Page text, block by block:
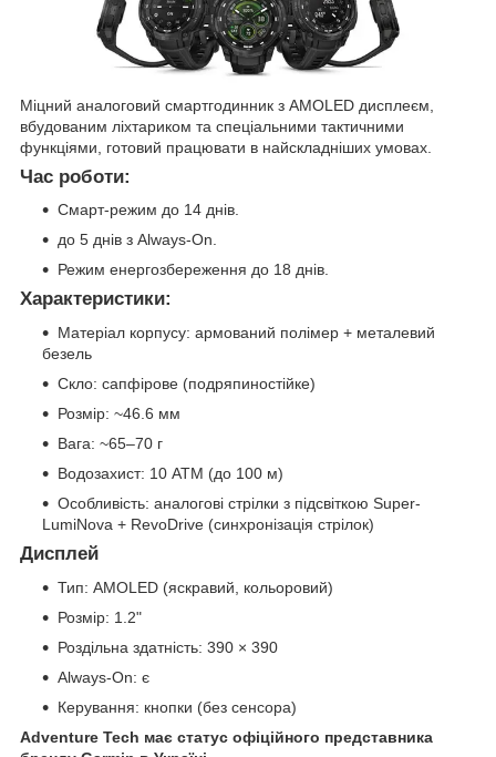
Міцний аналоговий смартгодинник з AMOLED дисплеєм,
вбудованим ліхтариком та спеціальними тактичними
функціями, готовий працювати в найскладніших умовах.
Час роботи:
Смарт-режим до 14 днів.
до 5 днів з Always-On.
Режим енергозбереження до 18 днів.
Характеристики:
Матеріал корпусу: армований полімер + металевий
безель
Скло: сапфірове (подряпиностійке)
Розмір: ~46.6 мм
Вага: ~65–70 г
Водозахист: 10 ATM (до 100 м)
Особливість: аналогові стрілки з підсвіткою Super-
LumiNova + RevoDrive (синхронізація стрілок)
Дисплей
Тип: AMOLED (яскравий, кольоровий)
Розмір: 1.2"
Роздільна здатність: 390 × 390
Always-On: є
Керування: кнопки (без сенсора)
Adventure Tech має статус офіційного представника